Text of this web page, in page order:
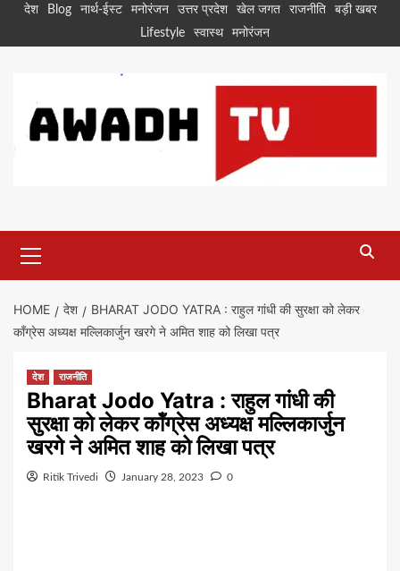
Skipदेश Blog नार्थ-ईस्ट मनोरंजन उत्तर प्रदेश खेल जगत राजनीति
बड़ी खबर
Lifestyle
स्वास्थ मनोरंजन
Menu
HOME देश
BHARAT JODO YATRA : राहुल गांधी की सुरक्षा को लेकर
कॉंग्रेस अध्यक्ष मल्लिकार्जुन खरगे ने अमित शाह को लिखा पत्र
देश राजनीति
Bharat Jodo Yatra : राहुल गांधी की
सुरक्षा को लेकर कॉंग्रेस अध्यक्ष मल्लिकार्जुन
खरगे ने अमित शाह को लिखा पत्र
Ritik Trivedi January 28, 2023 0